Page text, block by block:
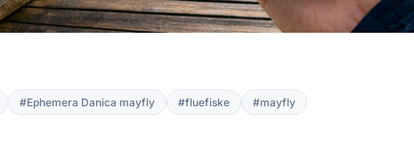
#Ephemera Danica mayfly #fluefiske #mayfly